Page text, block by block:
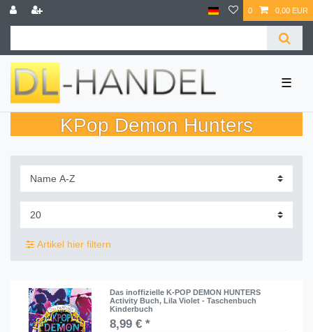
0 0,00 EUR
☰
KPop Demon Hunters
Artikel hier filtern
Das inoffizielle K-POP DEMON HUNTERS
Activity Buch, Lila Violet - Taschenbuch
Kinderbuch
8,99 € *